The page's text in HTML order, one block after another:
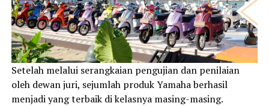
Setelah melalui serangkaian pengujian dan penilaian
oleh dewan juri, sejumlah produk Yamaha berhasil
menjadi yang terbaik di kelasnya masing-masing.